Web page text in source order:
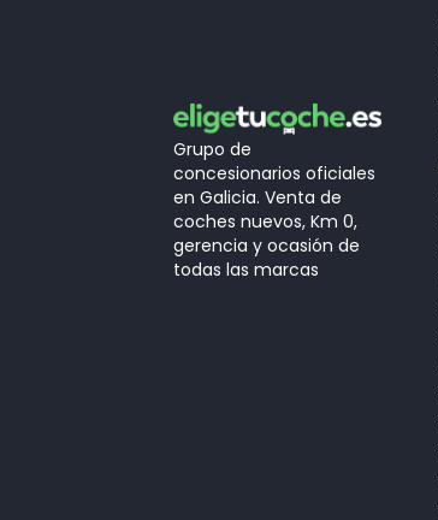
Grupo de
concesionarios oficiales
en Galicia. Venta de
coches nuevos, Km 0,
gerencia y ocasión de
todas las marcas